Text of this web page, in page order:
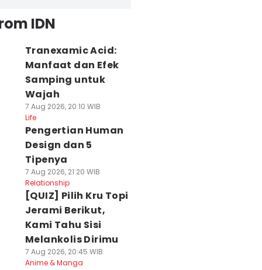
IDN
Tranexamic Acid:
Manfaat dan Efek
Samping untuk
Wajah
7 Aug 2026, 20:10 WIB
Life
Pengertian Human
Design dan 5
Tipenya
7 Aug 2026, 21:20 WIB
Relationship
[QUIZ] Pilih Kru Topi
Jerami Berikut,
Kami Tahu Sisi
Melankolis Dirimu
7 Aug 2026, 20:45 WIB
Anime & Manga